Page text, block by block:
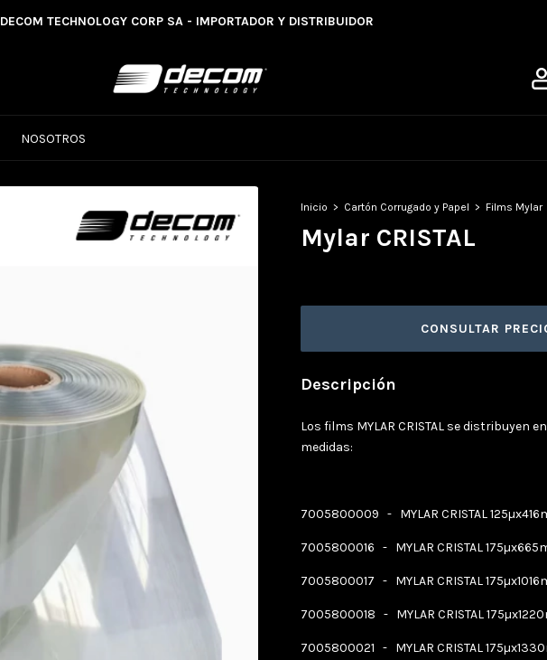
DECOM TECHNOLOGY CORP SA - IMPORTADOR Y DISTRIBUIDOR
NOSOTROS
Inicio > Cartón Corrugado y Papel > Films Mylar
Mylar CRISTAL
Descripción
Los films MYLAR CRISTAL se distribuyen
medidas:
7005800009 - MYLAR CRISTAL
7005800016 - MYLAR CRISTAL
7005800017 - MYLAR CRISTAL
7005800018 - MYLAR CRISTAL
7005800021 - MYLAR CRISTAL